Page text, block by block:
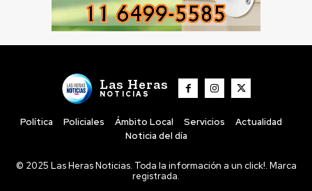
Las Heras
NOTICIAS
Política Policiales Ámbito Local Servicios
Actualidad
Noticia del día
© 2025 Las Heras Noticias. Toda la información a un click!. Marca
registrada.